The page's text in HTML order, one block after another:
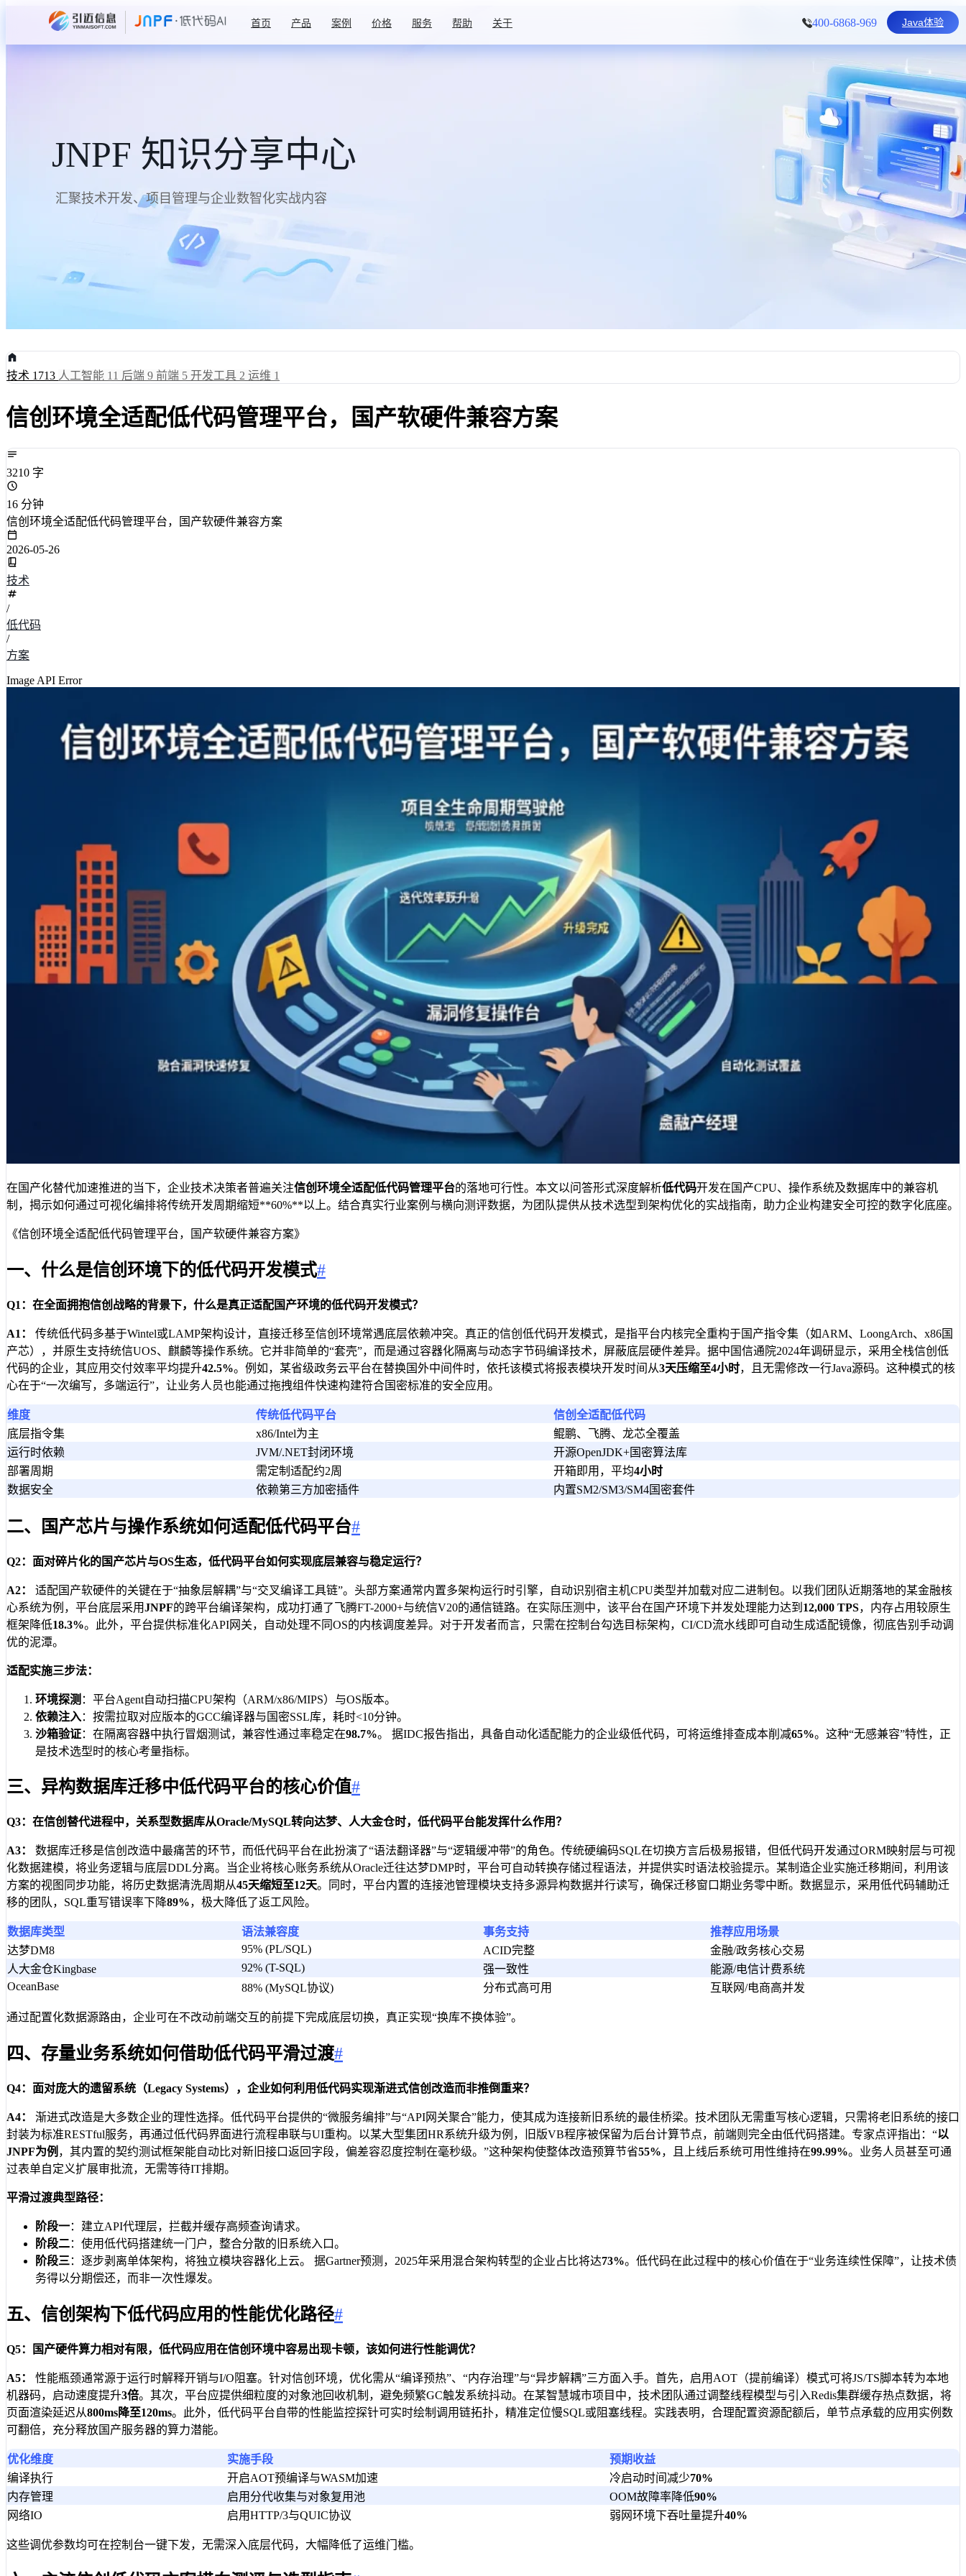
首页 产品 案例 价格 服务 帮助 关于 400-6868-969 Java体验
JNPF 知识分享中心
汇聚技术开发、项目管理与企业数智化实战内容
技术 1713 人工智能 11 后端 9 前端 5 开发工具 2 运维 1
信创环境全适配低代码管理平台，国产软硬件兼容方案
3210 字
16 分钟
信创环境全适配低代码管理平台，国产软硬件兼容方案
2026-05-26
技术
/
低代码
/
方案
Image API Error
在国产化替代加速推进的当下，企业技术决策者普遍关注信创环境全适配低代码管理平台的落地可行性。本文以问答形式深度解析低代码开发在国产CPU、操作系统及数据库中的兼容机
制，揭示如何通过可视化编排将传统开发周期缩短**60%**以上。结合真实行业案例与横向测评数据，为团队提供从技术选型到架构优化的实战指南，助力企业构建安全可控的数字化底座。
《信创环境全适配低代码管理平台，国产软硬件兼容方案》
一、什么是信创环境下的低代码开发模式#
Q1：在全面拥抱信创战略的背景下，什么是真正适配国产环境的低代码开发模式？
A1：
传统低代码多基于Wintel或LAMP架构设计，直接迁移至信创环境常遇底层依赖冲突。真正的信创低代码开发模式，是指平台内核完全重构于国产指令集（如ARM、LoongArch、x86国
产芯），并原生支持统信UOS、麒麟等操作系统。它并非简单的“套壳”，而是通过容器化隔离与动态字节码编译技术，屏蔽底层硬件差异。据中国信通院2024年调研显示，采用全栈信创低
代码的企业，其应用交付效率平均提升42.5%。例如，某省级政务云平台在替换国外中间件时，依托该模式将报表模块开发时间从3天压缩至4小时，且无需修改一行Java源码。这种模式的核
心在于“一次编写，多端运行”，让业务人员也能通过拖拽组件快速构建符合国密标准的安全应用。
维度 传统低代码平台
信创全适配低代码
底层指令集
x86/Intel为主
鲲鹏、飞腾、龙芯全覆盖
运行时依赖
JVM/.NET封闭环境
开源OpenJDK+国密算法库
部署周期
需定制适配约2周 开箱即用，平均4小时
数据安全
依赖第三方加密插件 内置SM2/SM3/SM4国密套件
二、国产芯片与操作系统如何适配低代码平台#
Q2：面对碎片化的国产芯片与OS生态，低代码平台如何实现底层兼容与稳定运行？
A2：
适配国产软硬件的关键在于“抽象层解耦”与“交叉编译工具链”。头部方案通常内置多架构运行时引擎，自动识别宿主机CPU类型并加载对应二进制包。以我们团队近期落地的某金融核
心系统为例，平台底层采用JNPF的跨平台编译架构，成功打通了飞腾FT-2000+与统信V20的通信链路。在实际压测中，该平台在国产环境下并发处理能力达到 12,000 TPS，内存占用较原生
框架降低18.3%。此外，平台提供标准化API网关，自动处理不同OS的内核调度差异。对于开发者而言，只需在控制台勾选目标架构，CI/CD流水线即可自动生成适配镜像，彻底告别手动调
优的泥潭。
适配实施三步法：
环境探测 ：平台Agent自动扫描CPU架构（ARM/x86/MIPS）与OS版本。
依赖注入：按需拉取对应版本的GCC编译器与国密SSL库，耗时<10分钟。
沙箱验证：在隔离容器中执行冒烟测试，兼容性通过率稳定在98.7%。 据IDC报告指出，具备自动化适配能力的企业级低代码，可将运维排查成本削减65%。这种“无感兼容”特性，正
是技术选型时的核心考量指标。
三、异构数据库迁移中低代码平台的核心价值#
Q3：在信创替代进程中，关系型数据库从Oracle/MySQL转向达梦、人大金仓时，低代码平台能发挥什么作用？
A3：
数据库迁移是信创改造中最痛苦的环节，而低代码平台在此扮演了“语法翻译器”与“逻辑缓冲带”的角色。传统硬编码SQL在切换方言后极易报错，但低代码开发通过ORM映射层与可视
化数据建模，将业务逻辑与底层DDL分离。当企业将核心账务系统从Oracle迁往达梦DMP时，平台可自动转换存储过程语法，并提供实时语法校验提示。某制造企业实施迁移期间，利用该
方案的视图同步功能，将历史数据清洗周期从45天缩短至12天。同时，平台内置的连接池管理模块支持多源异构数据并行读写，确保迁移窗口期业务零中断。数据显示，采用低代码辅助迁
移的团队，SQL重写错误率下降89%，极大降低了返工风险。
数据库类型 语法兼容度 事务支持
推荐应用场景
达梦DM8
95% (PL/SQL) ACID完整
金融/政务核心交易
人大金仓Kingbase
92% (T-SQL) 强一致性
能源/电信计费系统
OceanBase
88% (MySQL协议) 分布式高可用 互联网/电商高并发
通过配置化数据源路由，企业可在不改动前端交互的前提下完成底层切换，真正实现“换库不换体验”。
四、存量业务系统如何借助低代码平滑过渡#
Q4：面对庞大的遗留系统（Legacy Systems），企业如何利用低代码实现渐进式信创改造而非推倒重来？
A4：
渐进式改造是大多数企业的理性选择。低代码平台提供的“微服务编排”与“API网关聚合”能力，使其成为连接新旧系统的最佳桥梁。技术团队无需重写核心逻辑，只需将老旧系统的接口
封装为标准RESTful服务，再通过低代码界面进行流程串联与UI重构。以某大型集团HR系统升级为例，旧版VB程序被保留为后台计算节点，前端则完全由低代码搭建。专家点评指出：“以
JNPF为例 ，其内置的契约测试框架能自动比对新旧接口返回字段，偏差容忍度控制在毫秒级。”这种架构使整体改造预算节省55%，且上线后系统可用性维持在99.99%。业务人员甚至可通
过表单自定义扩展审批流，无需等待IT排期。
平滑过渡典型路径：
阶段一：建立API代理层，拦截并缓存高频查询请求。
阶段二：使用低代码搭建统一门户，整合分散的旧系统入口。
阶段三：逐步剥离单体架构，将独立模块容器化上云。 据Gartner预测，2025年采用混合架构转型的企业占比将达73%。低代码在此过程中的核心价值在于“业务连续性保障”，让技术债
务得以分期偿还，而非一次性爆发。
五、信创架构下低代码应用的性能优化路径#
Q5：国产硬件算力相对有限，低代码应用在信创环境中容易出现卡顿，该如何进行性能调优？
A5：
性能瓶颈通常源于运行时解释开销与I/O阻塞。针对信创环境，优化需从“编译预热”、“内存治理”与“异步解耦”三方面入手。首先，启用AOT（提前编译）模式可将JS/TS脚本转为本地
机器码，启动速度提升3倍。其次，平台应提供细粒度的对象池回收机制，避免频繁GC触发系统抖动。在某智慧城市项目中，技术团队通过调整线程模型与引入Redis集群缓存热点数据，将
页面渲染延迟从800ms降至120ms。此外，低代码平台自带的性能监控探针可实时绘制调用链拓扑，精准定位慢SQL或阻塞线程。实践表明，合理配置资源配额后，单节点承载的应用实例数
可翻倍，充分释放国产服务器的算力潜能。
优化维度 实施手段
预期收益
编译执行
开启AOT预编译与WASM加速 冷启动时间减少70%
内存管理
启用分代收集与对象复用池 OOM故障率降低90%
网络IO
启用HTTP/3与QUIC协议 弱网环境下吞吐量提升40%
这些调优参数均可在控制台一键下发，无需深入底层代码，大幅降低了运维门槛。